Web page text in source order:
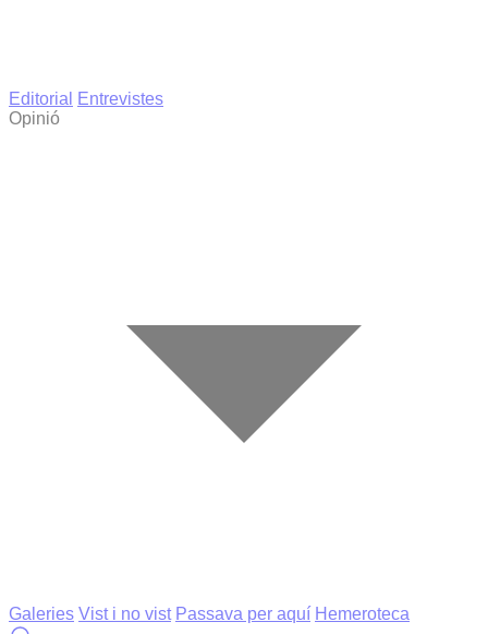
Editorial
Entrevistes
Opinió
Galeries Vist i no vist Passava per aquí Hemeroteca